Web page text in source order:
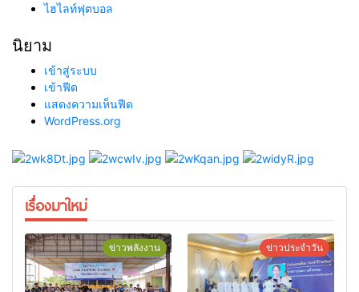
ไฮไลท์ฟุตบอล
นิยาม
เข้าสู่ระบบ
เข้าฟีด
แสดงความเห็นฟีด
WordPress.org
เรื่องมาใหม่
ข่าวพลังงาน ข่าวประจำวัน